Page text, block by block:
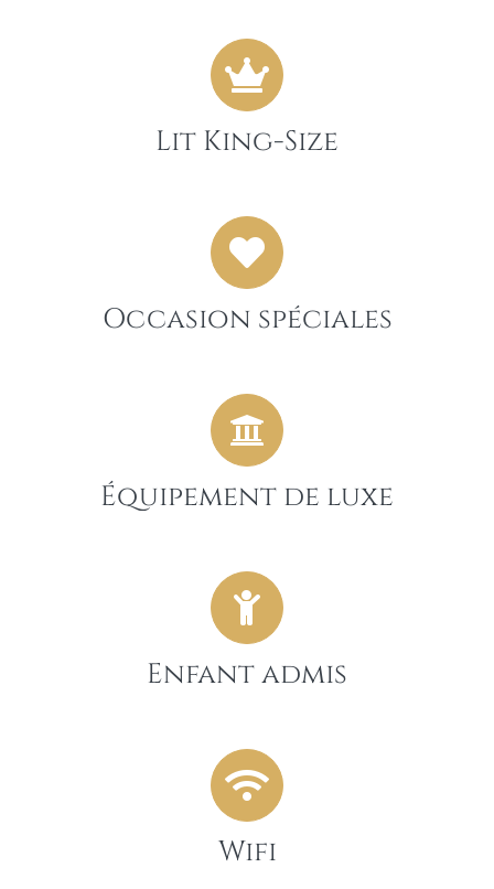
Lit King-Size
Occasion spéciales
Équipement de luxe
Enfant admis
Wifi